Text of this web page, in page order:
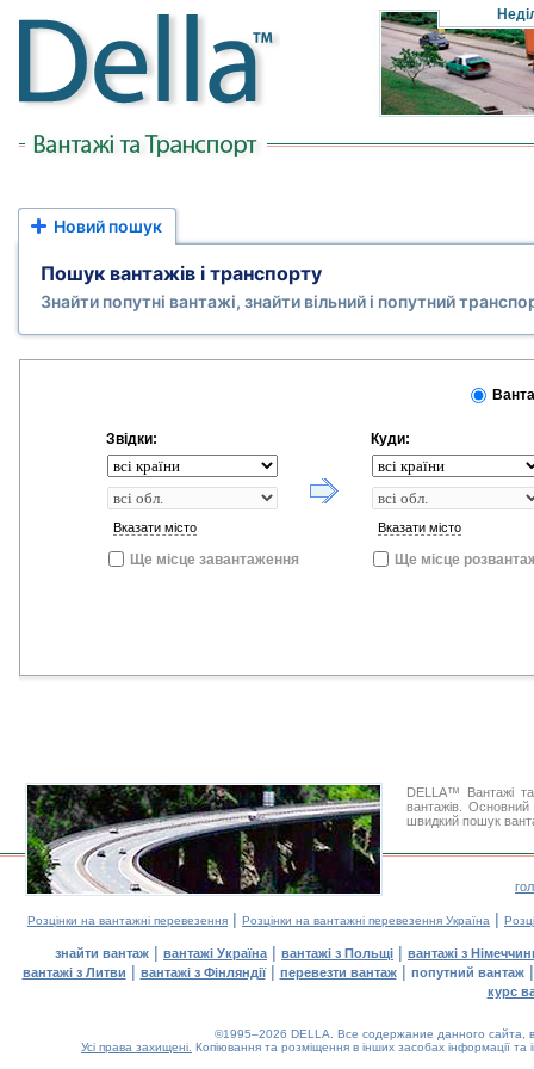
Новий пошук
Пошук вантажів і транспорту
Знайти попутні вантажі, знайти вільний і попутний
Звідки:
Вказати місто
Ще місце завантаження
Куди:
Вказати місто
Ще місце
DELLA™ Вантажі
вантажів. Основний
швидкий пошук
Розцінки на вантажні перевезення | Розцінки на вантажні перевезення Україна |
знайти вантаж | вантажі Україна | вантажі з Польщі | вантажі з
вантажі з Литви | вантажі з Фінляндії| перевезти вантаж| попутний вантаж
курс
©1995–2026 DELLA. Все содержание данного сайта,
Усі права захищені. Копіювання та розміщення в інших засобах інформації